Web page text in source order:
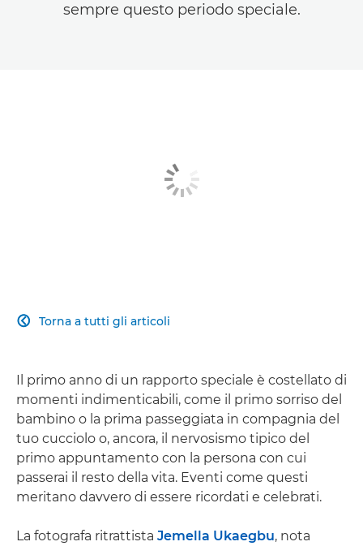
sempre questo periodo speciale.
Torna a tutti gli articoli

Il primo anno di un rapporto speciale è costellato di
momenti indimenticabili, come il primo sorriso del
bambino o la prima passeggiata in compagnia del
tuo cucciolo o, ancora, il nervosismo tipico del
primo appuntamento con la persona con cui
passerai il resto della vita. Eventi come questi
meritano davvero di essere ricordati e celebrati.
La fotografa ritrattista Jemella Ukaegbu, nota